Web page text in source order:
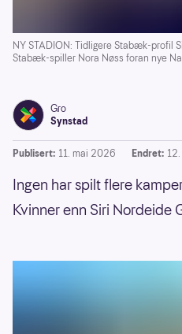
NY STADION: Tidligere Stabæk-profil
Stabæk-spiller Nora Nøss foran nye
Gro
Synstad
Publisert: 11. mai 2026 Endret:
Ingen har spilt flere
Kvinner enn Siri Nordeide